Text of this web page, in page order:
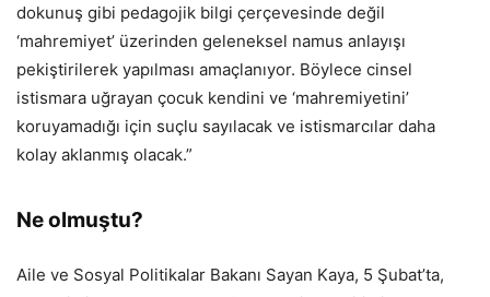
dokunuş gibi pedagojik bilgi çerçevesinde değil
‘mahremiyet’ üzerinden geleneksel namus anlayışı
pekiştirilerek yapılması amaçlanıyor. Böylece cinsel
istismara uğrayan çocuk kendini ve ‘mahremiyetini’
koruyamadığı için suçlu sayılacak ve istismarcılar daha
kolay aklanmış olacak.”
Ne olmuştu?
Aile ve Sosyal Politikalar Bakanı Sayan Kaya, 5 Şubat’ta,